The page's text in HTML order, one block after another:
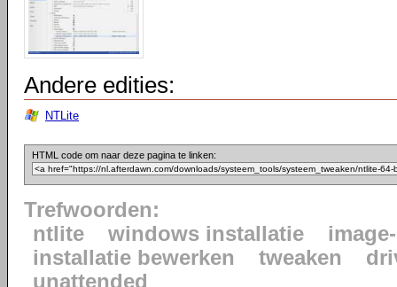
Andere edities:
NTLite
HTML code om naar deze pagina te linken:
Trefwoorden:
ntlite
windows installatie
installatie bewerken
tweaken
unattended